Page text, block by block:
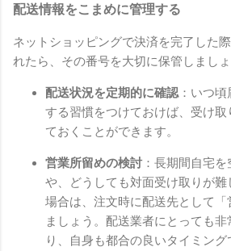
配送情報をこまめに管理する
ネットショッピングで決済を完了した
れたら、その番号を大切に保管しましょ
配送状況を定期的に確認 ：いつ
する習慣をつけておけば、受け
ておくことができます。
営業所留めの検討 ：長期間自宅
や、どうしても対面受け取りが
場合は、注文時に配送先として
ましょう。配送業者にとっても
り、自身も都合の良いタイミン